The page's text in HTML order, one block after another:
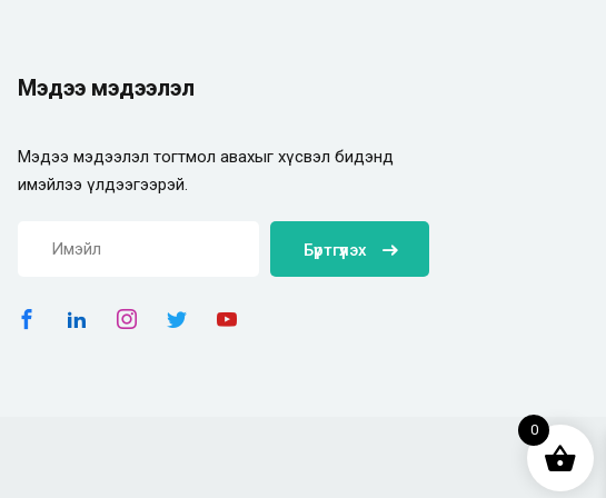
Мэдээ мэдээлэл
Мэдээ мэдээлэл тогтмол авахыг хүсвэл бидэнд
имэйлээ үлдээгээрэй.
Бүртгүүлэх
0